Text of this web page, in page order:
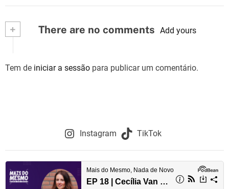
+ There are no comments Add yours
Tem de iniciar a sessão para publicar um comentário.
Instagram TikTok